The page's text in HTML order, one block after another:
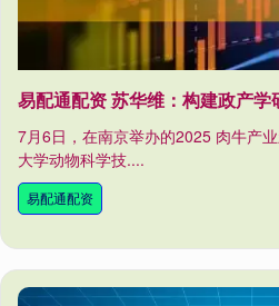
易配通配资 苏华维：构建政产学
7月6日，在南京举办的2025 肉牛产
大学动物科学技....
易配通配资